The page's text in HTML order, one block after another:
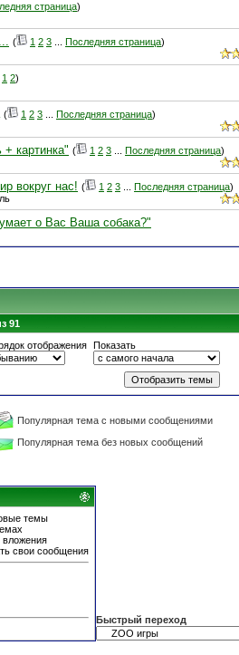
страница)
( 1 2 3 Последняя страница)
1 2)
( 1 2 3 Последняя страница)
картинка" ( 1 2 3 Последняя страница)
вокруг нас! ( 1 2 3 Последняя страница)
о Вас Ваша собака?"
91
отображения Показать
Популярная тема с новыми сообщениями
Популярная тема без новых сообщений
темы
вложения
свои сообщения
Быстрый переход